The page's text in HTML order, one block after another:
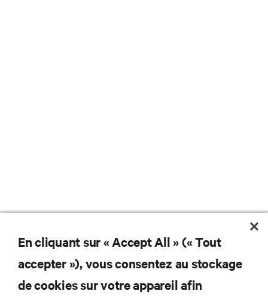
En cliquant sur « Accept All » (« Tout
accepter »), vous consentez au stockage
de cookies sur votre appareil afin